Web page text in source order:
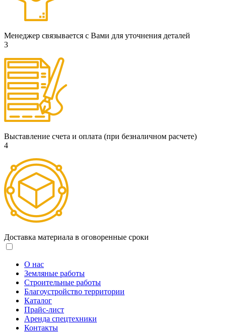
Менеджер связывается с Вами для уточнения деталей
3
Выставление счета и оплата (при безналичном расчете)
4
Доставка материала в оговоренные сроки
О нас
Земляные работы
Строительные работы
Благоустройство территории
Каталог
Прайс-лист
Аренда спецтехники
Контакты